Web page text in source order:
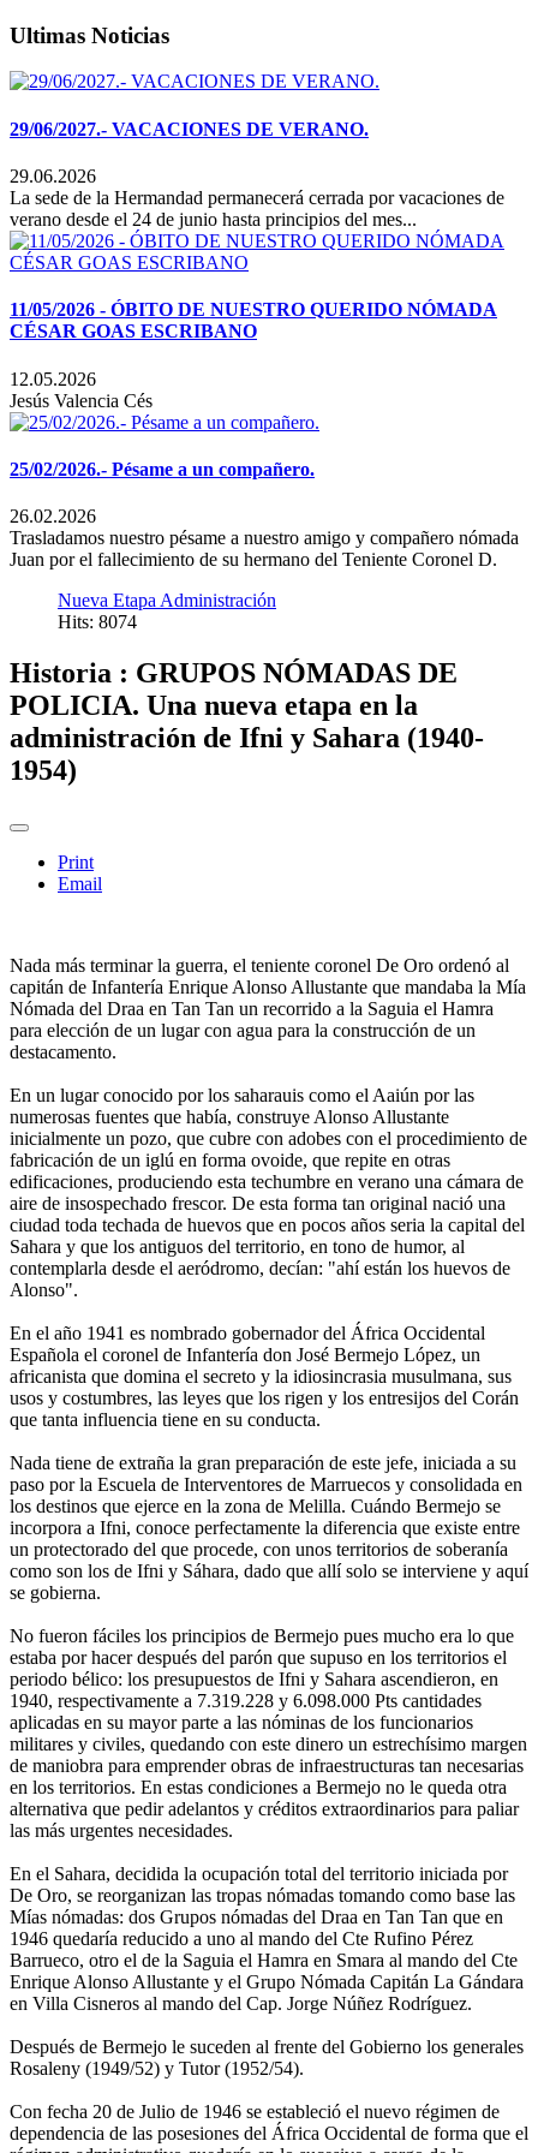
Ultimas Noticias
29/06/2027.- VACACIONES DE VERANO.
29.06.2026
La sede de la Hermandad permanecerá cerrada por vacaciones de
verano desde el 24 de junio hasta principios del mes...
11/05/2026 - ÓBITO DE NUESTRO QUERIDO NÓMADA
CÉSAR GOAS ESCRIBANO
12.05.2026
Jesús Valencia Cés
25/02/2026.- Pésame a un compañero.
26.02.2026
Trasladamos nuestro pésame a nuestro amigo y compañero nómada
Juan por el fallecimiento de su hermano del Teniente Coronel D.
Nueva Etapa Administración
Hits: 8074
Historia : GRUPOS NÓMADAS DE
POLICIA. Una nueva etapa en la
administración de Ifni y Sahara (1940-
1954)
Print
Email
Nada más terminar la guerra, el teniente coronel De Oro ordenó al
capitán de Infantería Enrique Alonso Allustante que mandaba la Mía
Nómada del Draa en Tan Tan un recorrido a la Saguia el Hamra
para elección de un lugar con agua para la construcción de un
destacamento.
En un lugar conocido por los saharauis como el Aaiún por las
numerosas fuentes que había, construye Alonso Allustante
inicialmente un pozo, que cubre con adobes con el procedimiento de
fabricación de un iglú en forma ovoide, que repite en otras
edificaciones, produciendo esta techumbre en verano una cámara de
aire de insospechado frescor. De esta forma tan original nació una
ciudad toda techada de huevos que en pocos años seria la capital del
Sahara y que los antiguos del territorio, en tono de humor, al
contemplarla desde el aeródromo, decían: "ahí están los huevos de
Alonso".
En el año 1941 es nombrado gobernador del África Occidental
Española el coronel de Infantería don José Bermejo López, un
africanista que domina el secreto y la idiosincrasia musulmana, sus
usos y costumbres, las leyes que los rigen y los entresijos del Corán
que tanta influencia tiene en su conducta.
Nada tiene de extraña la gran preparación de este jefe, iniciada a su
paso por la Escuela de Interventores de Marruecos y consolidada en
los destinos que ejerce en la zona de Melilla. Cuándo Bermejo se
incorpora a Ifni, conoce perfectamente la diferencia que existe entre
un protectorado del que procede, con unos territorios de soberanía
como son los de Ifni y Sáhara, dado que allí solo se interviene y aquí
se gobierna.
No fueron fáciles los principios de Bermejo pues mucho era lo que
estaba por hacer después del parón que supuso en los territorios el
periodo bélico: los presupuestos de Ifni y Sahara ascendieron, en
1940, respectivamente a 7.319.228 y 6.098.000 Pts cantidades
aplicadas en su mayor parte a las nóminas de los funcionarios
militares y civiles, quedando con este dinero un estrechísimo margen
de maniobra para emprender obras de infraestructuras tan necesarias
en los territorios. En estas condiciones a Bermejo no le queda otra
alternativa que pedir adelantos y créditos extraordinarios para paliar
las más urgentes necesidades.
En el Sahara, decidida la ocupación total del territorio iniciada por
De Oro, se reorganizan las tropas nómadas tomando como base las
Mías nómadas: dos Grupos nómadas del Draa en Tan Tan que en
1946 quedaría reducido a uno al mando del Cte Rufino Pérez
Barrueco, otro el de la Saguia el Hamra en Smara al mando del Cte
Enrique Alonso Allustante y el Grupo Nómada Capitán La Gándara
en Villa Cisneros al mando del Cap. Jorge Núñez Rodríguez.
Después de Bermejo le suceden al frente del Gobierno los generales
Rosaleny (1949/52) y Tutor (1952/54).
Con fecha 20 de Julio de 1946 se estableció el nuevo régimen de
dependencia de las posesiones del África Occidental de forma que el